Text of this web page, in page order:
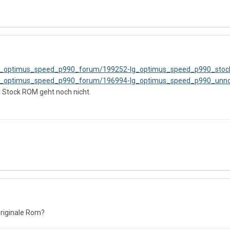
199252-
196994-
ROM geht noch nicht.
Rom?